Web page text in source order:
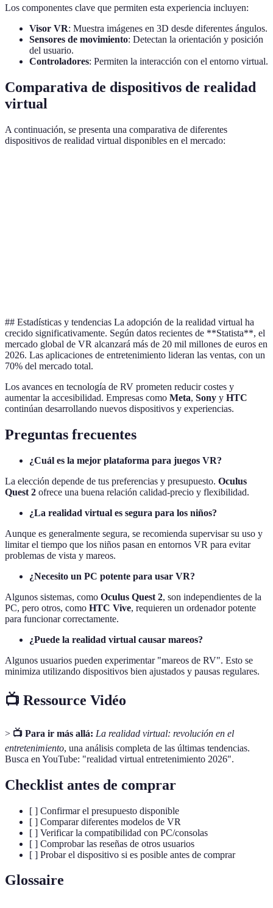
Los componentes clave que permiten esta experiencia incluyen:
Visor VR: Muestra imágenes en 3D desde diferentes ángulos.
Sensores de movimiento: Detectan la orientación y posición
del usuario.
Controladores: Permiten la interacción con el entorno virtual.
Comparativa de dispositivos de realidad
virtual
A continuación, se presenta una comparativa de diferentes
dispositivos de realidad virtual disponibles en el mercado:
## Estadísticas y tendencias La adopción de la realidad virtual ha
crecido significativamente. Según datos recientes de **Statista**, el
mercado global de VR alcanzará más de 20 mil millones de euros en
2026. Las aplicaciones de entretenimiento lideran las ventas, con un
70% del mercado total.
Los avances en tecnología de RV prometen reducir costes y
aumentar la accesibilidad. Empresas como Meta, Sony y HTC
continúan desarrollando nuevos dispositivos y experiencias.
Preguntas frecuentes
¿Cuál es la mejor plataforma para juegos VR?
La elección depende de tus preferencias y presupuesto. Oculus
Quest 2 ofrece una buena relación calidad-precio y flexibilidad.
¿La realidad virtual es segura para los niños?
Aunque es generalmente segura, se recomienda supervisar su uso y
limitar el tiempo que los niños pasan en entornos VR para evitar
problemas de vista y mareos.
¿Necesito un PC potente para usar VR?
Algunos sistemas, como Oculus Quest 2, son independientes de la
PC, pero otros, como HTC Vive, requieren un ordenador potente
para funcionar correctamente.
¿Puede la realidad virtual causar mareos?
Algunos usuarios pueden experimentar "mareos de RV". Esto se
minimiza utilizando dispositivos bien ajustados y pausas regulares.
📺 Ressource Vidéo
> 📺 Para ir más allá: La realidad virtual: revolución en el
entretenimiento, una análisis completa de las últimas tendencias.
Busca en YouTube: "realidad virtual entretenimiento 2026".
Checklist antes de comprar
[ ] Confirmar el presupuesto disponible
[ ] Comparar diferentes modelos de VR
[ ] Verificar la compatibilidad con PC/consolas
[ ] Comprobar las reseñas de otros usuarios
[ ] Probar el dispositivo si es posible antes de comprar
Glossaire